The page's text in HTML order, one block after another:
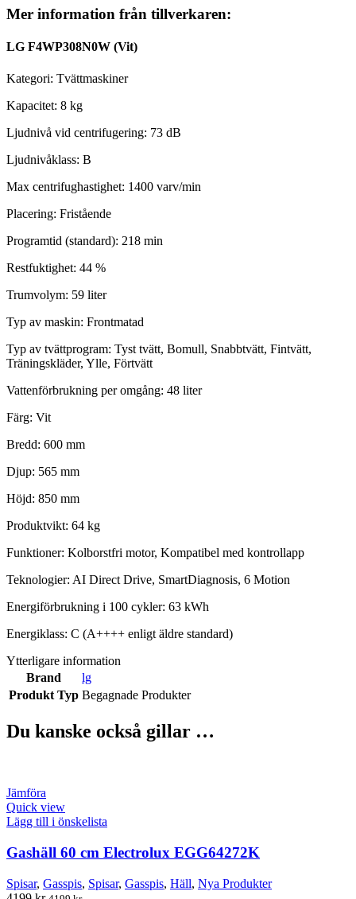
Mer information från tillverkaren:
LG F4WP308N0W (Vit)
Kategori: Tvättmaskiner
Kapacitet: 8 kg
Ljudnivå vid centrifugering: 73 dB
Ljudnivåklass: B
Max centrifughastighet: 1400 varv/min
Placering: Fristående
Programtid (standard): 218 min
Restfuktighet: 44 %
Trumvolym: 59 liter
Typ av maskin: Frontmatad
Typ av tvättprogram: Tyst tvätt, Bomull, Snabbtvätt, Fintvätt,
Träningskläder, Ylle, Förtvätt
Vattenförbrukning per omgång: 48 liter
Färg: Vit
Bredd: 600 mm
Djup: 565 mm
Höjd: 850 mm
Produktvikt: 64 kg
Funktioner: Kolborstfri motor, Kompatibel med kontrollapp
Teknologier: AI Direct Drive, SmartDiagnosis, 6 Motion
Energiförbrukning i 100 cykler: 63 kWh
Energiklass: C (A++++ enligt äldre standard)
Ytterligare information
Brand
lg
Produkt Typ Begagnade Produkter
Du kanske också gillar …
Jämföra
Quick view
Lägg till i önskelista
Gashäll 60 cm Electrolux EGG64272K
Spisar, Gasspis, Spisar, Gasspis, Häll, Nya Produkter